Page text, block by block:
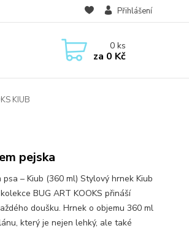
Přihlášení
0ks
za 0 Kč
KIUB
pejska
– Kiub (360 ml) Stylový hrnek Kiub
BUG ART KOOKS přináší
doušku. Hrnek o objemu 360 ml
který je nejen lehký, ale také